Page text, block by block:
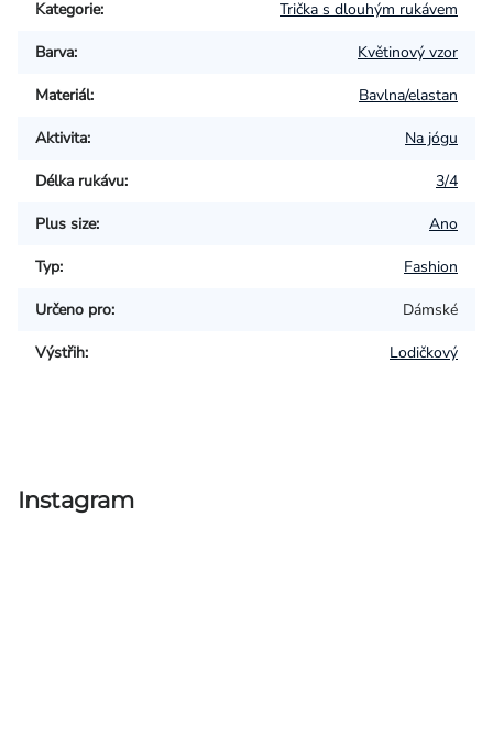
Kategorie: Trička s dlouhým rukávem
Barva: Květinový vzor
Materiál: Bavlna/elastan
Aktivita: Na jógu
Délka rukávu: 3/4
Plus size: Ano
Typ: Fashion
Určeno pro: Dámské
Výstřih: Lodičkový
Instagram